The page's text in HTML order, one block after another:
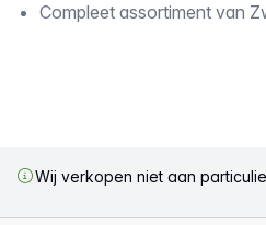
Compleet assortiment van
Wij verkopen niet aan